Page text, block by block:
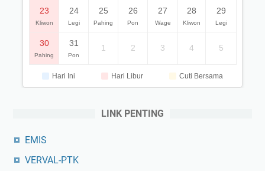
23
Kliwon
24
Legi
25
Pahing
26
Pon
27
Wage
28
Kliwon
29
Legi
30
Pahing
31
Pon
1 2 3 4 5
Hari Ini Hari Libur Cuti Bersama
LINK PENTING
EMIS
VERVAL-PTK